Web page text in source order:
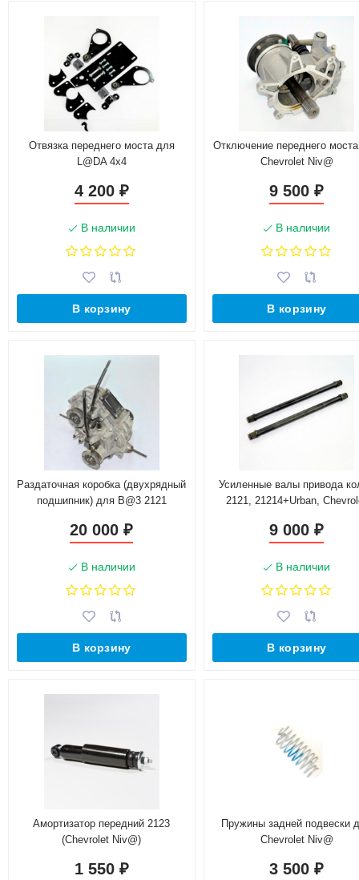
Отвязка переднего моста для
L@DA 4x4
4 200 ₽
В наличии
В корзину
Отключение переднего
Chevrolet Niv@
9 500₽
В наличии
В корзину
Раздаточная коробка (двухрядный
подшипник) для B@3 2121
20 000₽
В наличии
В корзину
Усиленные валы привода
2121, 21214+Urban,
9 000₽
В наличии
В корзину
Амортизатор передний 2123
(Chevrolet Niv@)
1 550 ₽
Пружины задней подвески
Chevrolet Niv@
3 500₽